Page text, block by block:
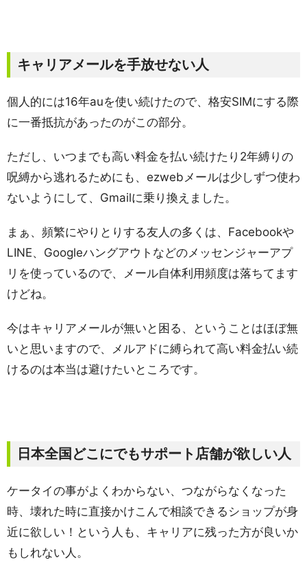
キャリアメールを手放せない人
個人的には16年auを使い続けたので、格安SIMにする際
に一番抵抗があったのがこの部分。
ただし、いつまでも高い料金を払い続けたり2年縛りの
呪縛から逃れるためにも、ezwebメールは少しずつ使わ
ないようにして、Gmailに乗り換えました。
まぁ、頻繁にやりとりする友人の多くは、Facebookや
LINE、Googleハングアウトなどのメッセンジャーアプ
リを使っているので、メール自体利用頻度は落ちてます
けどね。
今はキャリアメールが無いと困る、ということはほぼ無
いと思いますので、メルアドに縛られて高い料金払い続
けるのは本当は避けたいところです。
日本全国どこにでもサポート店舗が欲しい人
ケータイの事がよくわからない、つながらなくなった
時、壊れた時に直接かけこんで相談できるショップが身
近に欲しい！という人も、キャリアに残った方が良いか
もしれない人。